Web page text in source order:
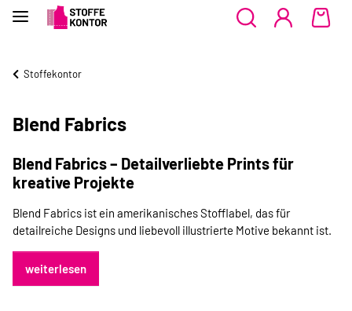
Stoffekontor
Blend Fabrics
Blend Fabrics – Detailverliebte Prints für
kreative Projekte
Blend Fabrics ist ein amerikanisches Stofflabel, das für
detailreiche Designs und liebevoll illustrierte Motive bekannt ist.
weiterlesen